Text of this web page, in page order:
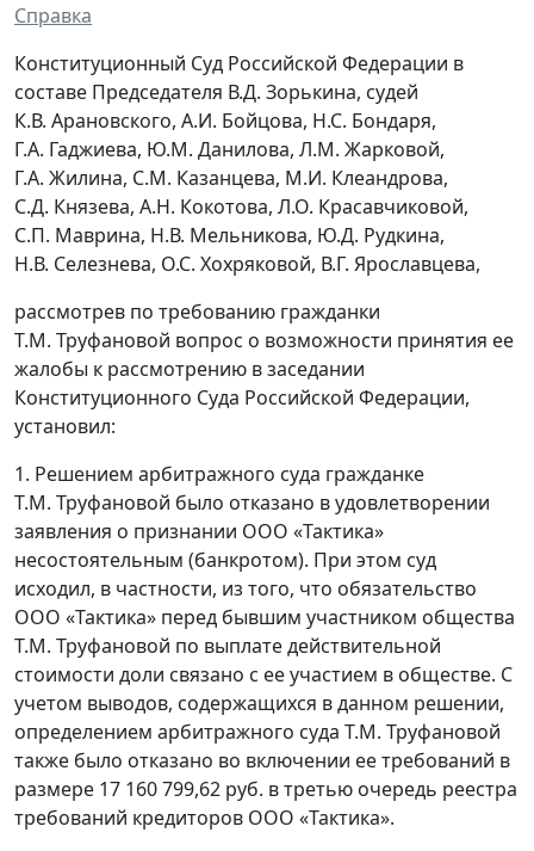
Справка
Конституционный Суд Российской Федерации в
составе Председателя В.Д. Зорькина, судей
К.В. Арановского, А.И. Бойцова, Н.С. Бондаря,
Г.А. Гаджиева, Ю.М. Данилова, Л.М. Жарковой,
Г.А. Жилина, С.М. Казанцева, М.И. Клеандрова,
С.Д. Князева, А.Н. Кокотова, Л.О. Красавчиковой,
С.П. Маврина, Н.В. Мельникова, Ю.Д. Рудкина,
Н.В. Селезнева, О.С. Хохряковой, В.Г. Ярославцева,
рассмотрев по требованию гражданки
Т.М. Труфановой вопрос о возможности принятия ее
жалобы к рассмотрению в заседании
Конституционного Суда Российской Федерации,
установил:
1. Решением арбитражного суда гражданке
Т.М. Труфановой было отказано в удовлетворении
заявления о признании ООО «Тактика»
несостоятельным (банкротом). При этом суд
исходил, в частности, из того, что обязательство
ООО «Тактика» перед бывшим участником общества
Т.М. Труфановой по выплате действительной
стоимости доли связано с ее участием в обществе. С
учетом выводов, содержащихся в данном решении,
определением арбитражного суда Т.М. Труфановой
также было отказано во включении ее требований в
размере 17 160 799,62 руб. в третью очередь реестра
требований кредиторов ООО «Тактика».